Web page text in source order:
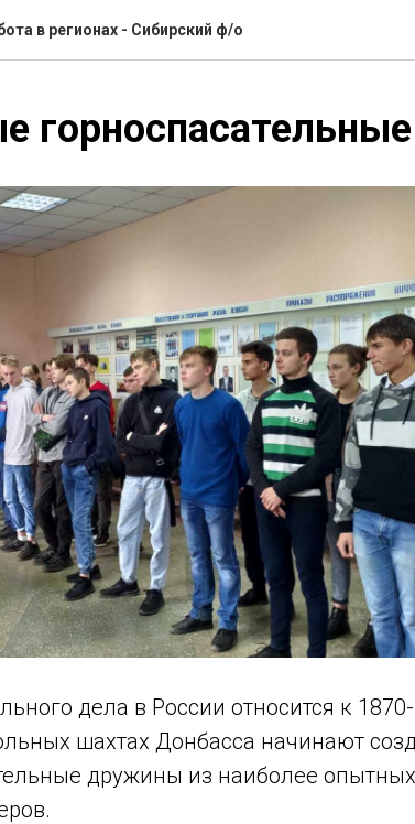
в регионах - Сибирский ф/о
дела в России относится к
шахтах Донбасса начинают
дружины из наиболее